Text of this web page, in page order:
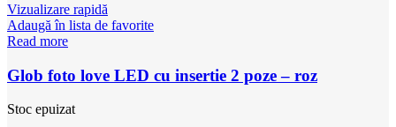
Vizualizare rapidă
Adaugă în lista de favorite
Read more
Glob foto love LED cu insertie 2 poze – roz
Stoc epuizat